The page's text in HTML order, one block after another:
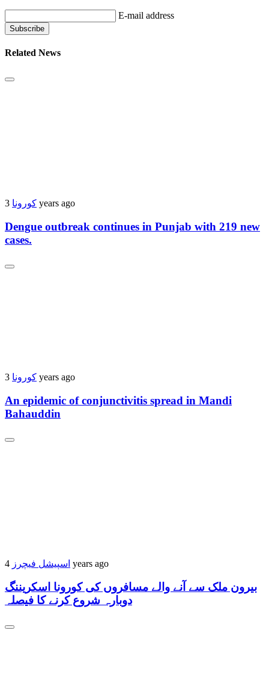
E-mail address
Related News
کورونا 3 years ago
Dengue outbreak continues in Punjab with 219 new
cases.
کورونا 3 years ago
An epidemic of conjunctivitis spread in Mandi
Bahauddin
اسپیشل فیچرز 4 years ago
بیرون ملک سے آنے والے مسافروں کی کورونا اسکریننگ
دوبارہ شروع کرنے کا فیصلہ